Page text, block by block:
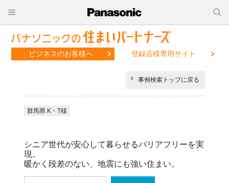
ビジネスのお客様へ 登録店様専用サイト
事例検索トップに戻る
群馬県 K・T様
シニア世代が安心して暮らせるバリアフリーを実
現。
暖かく段差のない、地震にも強い住まい。